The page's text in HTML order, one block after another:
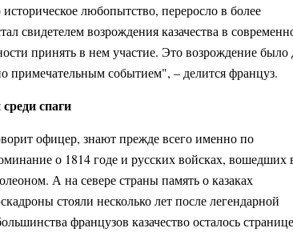
любопытство, переросло в более
свидетелем возрождения казачества в
принять в нем участие. Это возрождение было
примечательным событием", – делится француз.
спаги
офицер, знают прежде всего именно по
о 1814 годе и русских войсках, вошедших
А на севере страны память о казаках
стояли несколько лет после легендарной
французов казачество осталось